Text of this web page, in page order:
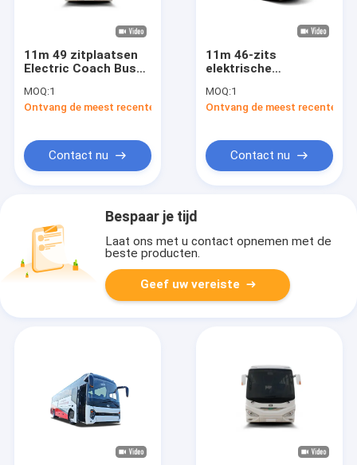
11m 49 zitplaatsen
Electric Coach Bus
en 10990*2500*3600
mm Afmetingen voor
MOQ:1
Ontvang de meest recente Prijs
Contact nu
11m 46-zits
elektrische
maximumsnelheid
van 120 km/u voor
MOQ:1
Ontvang de meest recente
Contact nu
Bespaar je tijd
Laat ons met u contact opnemen met de
beste producten.
Geef uw vereiste